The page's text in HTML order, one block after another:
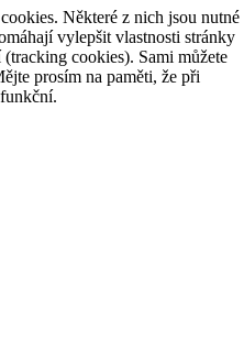
Některé z nich jsou nutné
vylepšit vlastnosti stránky
cookies). Sami můžete
prosím na paměti, že při